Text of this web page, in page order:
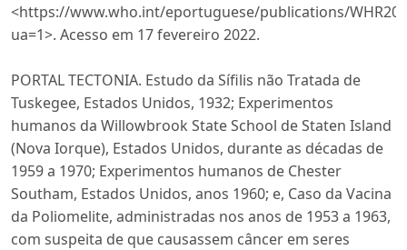
<https://www.who.int/eportuguese/publications/
ua=1>. Acesso em 17 fevereiro 2022.
PORTAL TECTONIA. Estudo da Sífilis não Tratada de
Tuskegee, Estados Unidos, 1932; Experimentos
humanos da Willowbrook State School de Staten Island
(Nova Iorque), Estados Unidos, durante as décadas de
1959 a 1970; Experimentos humanos de Chester
Southam, Estados Unidos, anos 1960; e, Caso da Vacina
da Poliomelite, administradas nos anos de 1953 a 1963,
com suspeita de que causassem câncer em seres